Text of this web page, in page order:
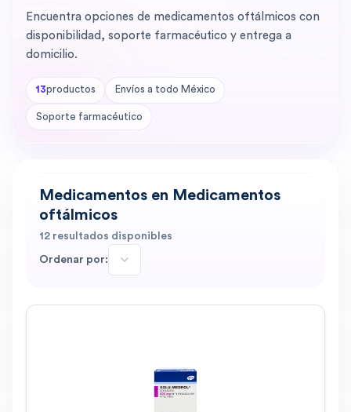
Encuentra opciones de medicamentos oftálmicos con
disponibilidad, soporte farmacéutico y entrega a
domicilio.
13productos Envíos a todo México
Soporte farmacéutico
Medicamentos en Medicamentos
oftálmicos
12 resultados disponibles
Ordenar por: